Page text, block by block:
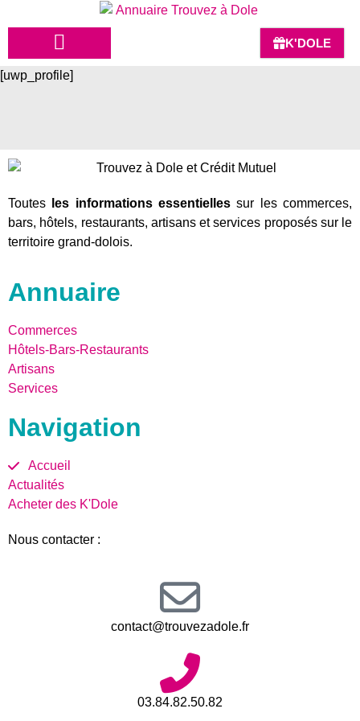
K'DOLE
[uwp_profile]
Toutes les informations essentielles sur les commerces,
bars, hôtels, restaurants, artisans et services proposés sur le
territoire grand-dolois.
Annuaire
Commerces
Hôtels-Bars-Restaurants
Artisans
Services
Navigation
Accueil
Actualités
Acheter des K'Dole
Nous contacter :
contact@trouvezadole.fr
03.84.82.50.82